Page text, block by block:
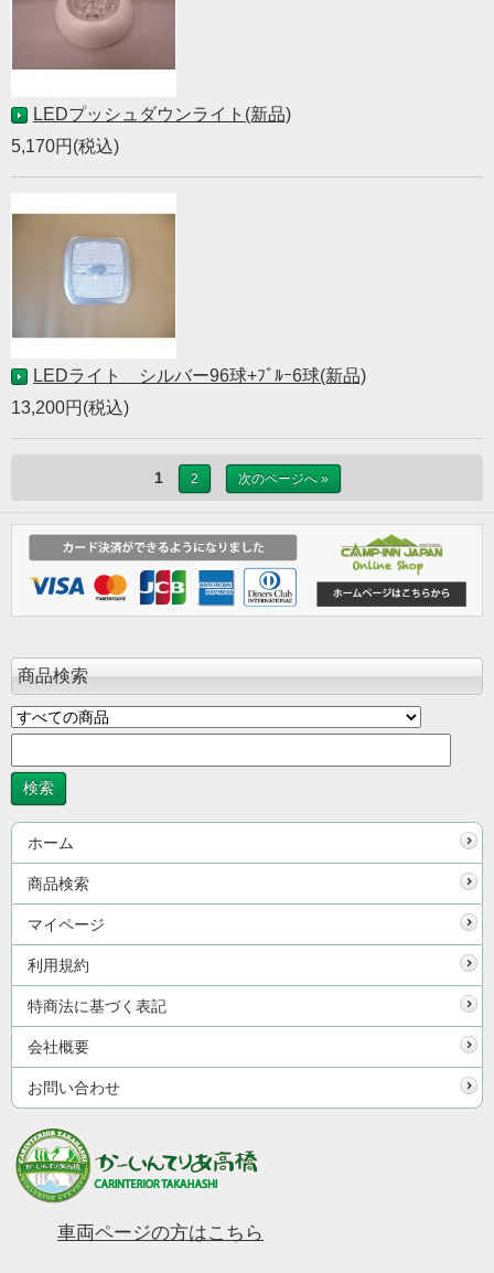
LEDプッシュダウンライト(新品)
5,170円(税込)
LEDライト シルバー96球+ﾌﾞﾙｰ6球(新品)
13,200円(税込)
1 2 次のページへ »
商品検索
ホーム
商品検索
マイページ
利用規約
特商法に基づく表記
会社概要
お問い合わせ
車両ページの方はこちら